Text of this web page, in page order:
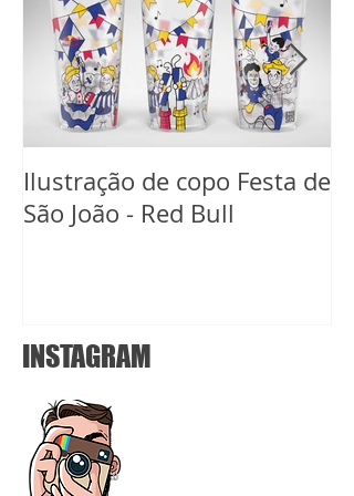
INSTAGRAM
Ilustração de copo Festa de
São João - Red Bull